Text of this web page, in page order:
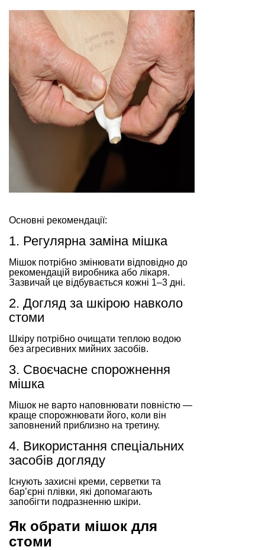
Основні рекомендації:
1. Регулярна заміна мішка
Мішок потрібно змінювати відповідно до
рекомендацій виробника або лікаря.
Зазвичай це відбувається кожні 1–3 дні.
2. Догляд за шкірою навколо
стоми
Шкіру потрібно очищати теплою водою
без агресивних мийних засобів.
3. Своєчасне спорожнення
мішка
Мішок не варто наповнювати повністю —
краще спорожнювати його, коли він
заповнений приблизно на третину.
4. Використання спеціальних
засобів догляду
Існують захисні креми, серветки та
бар’єрні плівки, які допомагають
запобігти подразненню шкіри.
Як обрати мішок для
стоми